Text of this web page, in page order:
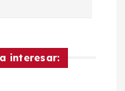
interesar: